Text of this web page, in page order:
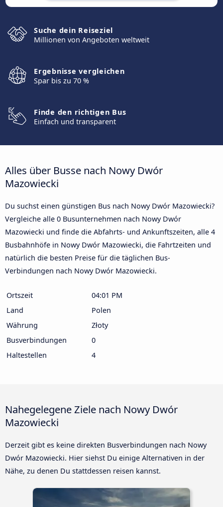
Suche dein Reiseziel
Millionen von Angeboten weltweit
Ergebnisse vergleichen
Spar bis zu 70 %
Finde den richtigen Bus
Einfach und transparent
Alles über Busse nach Nowy Dwór
Mazowiecki
Du suchst einen günstigen Bus nach Nowy Dwór Mazowiecki?
Vergleiche alle 0 Busunternehmen nach Nowy Dwór
Mazowiecki und finde die Abfahrts- und Ankunftszeiten, alle 4
Busbahnhöfe in Nowy Dwór Mazowiecki, die Fahrtzeiten und
natürlich die besten Preise für die täglichen Bus-
Verbindungen nach Nowy Dwór Mazowiecki.
Ortszeit
04:01 PM
Land
Polen
Währung
Złoty
Busverbindungen
0
Haltestellen
4
Nahegelegene Ziele nach Nowy Dwór
Mazowiecki
Derzeit gibt es keine direkten Busverbindungen nach Nowy
Dwór Mazowiecki. Hier siehst Du einige Alternativen in der
Nähe, zu denen Du stattdessen reisen kannst.